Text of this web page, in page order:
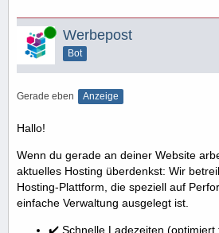
Online Werbepost
Bot
Gerade eben Anzeige
Hallo!
Wenn du gerade an deiner Website
aktuelles Hosting überdenkst: Wir
Hosting-Plattform, die speziell auf
einfache Verwaltung ausgelegt ist.
✔️ Schnelle Ladezeiten (optimiert